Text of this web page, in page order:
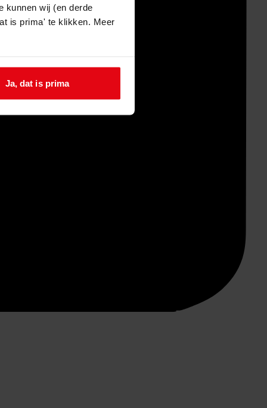
kunnen wij (en derde
is prima' te klikken. Meer
Ja, dat is prima